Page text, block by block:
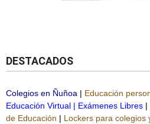
DESTACADOS
Colegios en Ñuñoa | Educación
Educación Virtual | Exámenes Libres |
de Educación | Lockers para colegios